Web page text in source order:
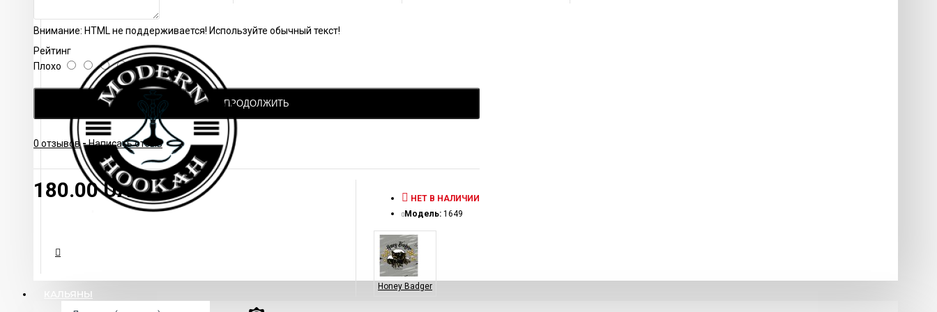
КАЛЬЯНЫ
Внимание: HTML не поддерживается! Используйте обычный текст!
Рейтинг
Плохо
Хорошо
ПРОДОЛЖИТЬ
0 отзывов -Написать отзыв
180.00 UAH
НЕТ В НАЛИЧИИ
Модель: 1649
Honey Badger